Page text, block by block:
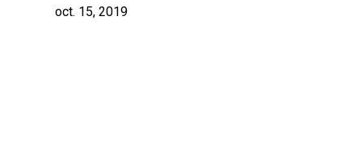
oct. 15, 2019